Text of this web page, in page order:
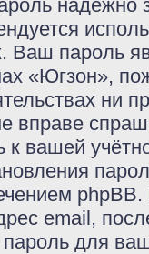
надёжно
Ваш пароль
«Югзон»,
ни
вправе
к вашей
email,
для